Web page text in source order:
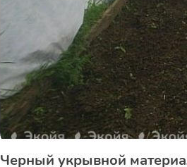
Черный укрывной